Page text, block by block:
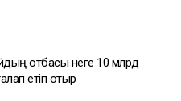
отбасы неге 10 млрд
етіп отыр